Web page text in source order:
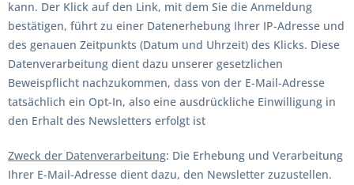
kann. Der Klick auf den Link, mit dem Sie die Anmeldung
bestätigen, führt zu einer Datenerhebung Ihrer IP-Adresse und
des genauen Zeitpunkts (Datum und Uhrzeit) des Klicks. Diese
Datenverarbeitung dient dazu unserer gesetzlichen
Beweispflicht nachzukommen, dass von der E-Mail-Adresse
tatsächlich ein Opt-In, also eine ausdrückliche Einwilligung in
den Erhalt des Newsletters erfolgt ist
Zweck der Datenverarbeitung: Die Erhebung und Verarbeitung
Ihrer E-Mail-Adresse dient dazu, den Newsletter zuzustellen.